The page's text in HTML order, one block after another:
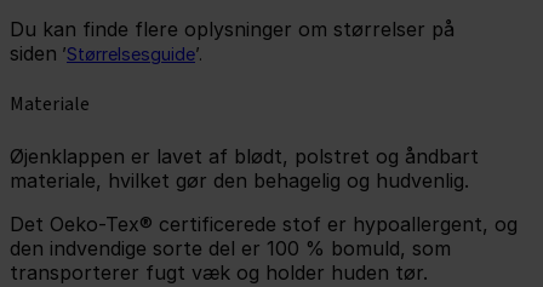
Du kan finde flere oplysninger om størrelser på
siden ’Størrelsesguide’.
Materiale
Øjenklappen er lavet af blødt, polstret og åndbart
materiale, hvilket gør den behagelig og hudvenlig.
Det Oeko-Tex® certificerede stof er hypoallergent, og
den indvendige sorte del er 100 % bomuld, som
transporterer fugt væk og holder huden tør.